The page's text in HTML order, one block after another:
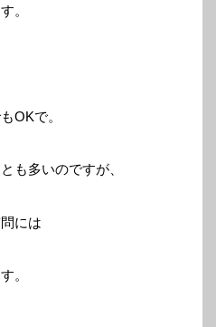
。
OKで。
も多いのですが、
には
。